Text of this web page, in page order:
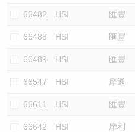
66482 HSI 匯豐
66488 HSI 匯豐
66489 HSI 匯豐
66547 HSI 摩通
66611 HSI 匯豐
66642 HSI 摩利